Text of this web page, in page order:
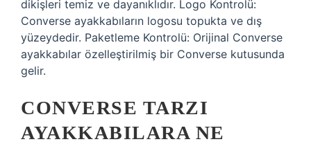
dikişleri temiz ve dayanıklıdır. Logo Kontrolü:
Converse ayakkabıların logosu topukta ve dış
yüzeydedir. Paketleme Kontrolü: Orijinal Converse
ayakkabılar özelleştirilmiş bir Converse kutusunda
gelir.
CONVERSE TARZI
AYAKKABILARA NE